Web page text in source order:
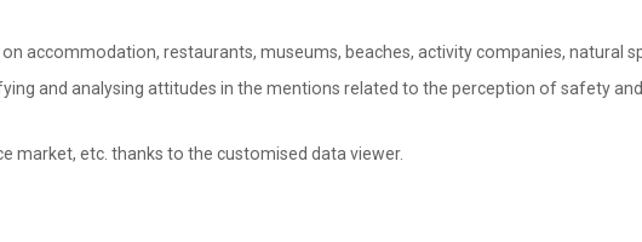
accommodation, restaurants, museums, beaches, activity companies, natural
and analysing attitudes in the mentions related to the perception of safety
market, etc. thanks to the customised data viewer.